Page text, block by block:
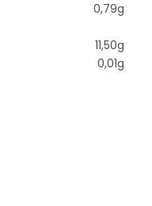
0,79g
11,50g
0,01g